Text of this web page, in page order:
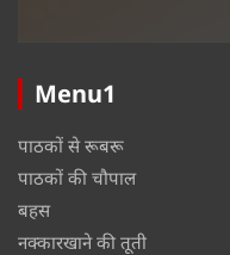
Menu1
पाठकों से रूबरू
पाठकों की चौपाल
बहस
नक्कारखाने की तूती